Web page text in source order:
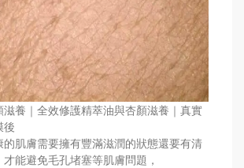
滋養｜全效修護精萃油與杏顏滋養｜真實
後
的肌膚需要擁有豐滿滋潤的狀態還要有清
能避免毛孔堵塞等肌膚問題，